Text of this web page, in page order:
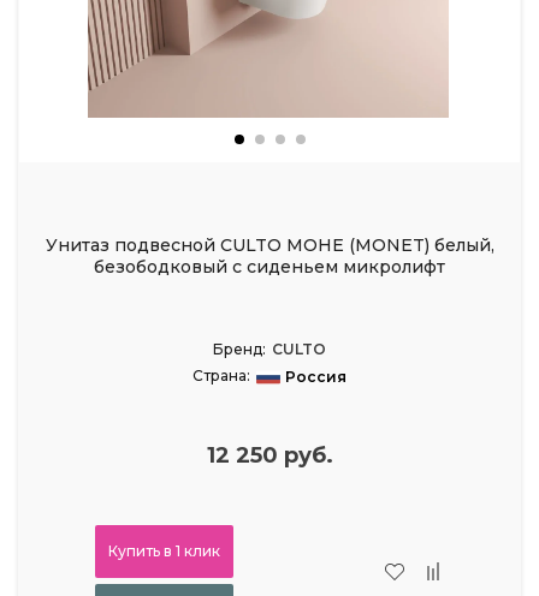
Унитаз подвесной CULTO МОНЕ (MONET) белый,
безободковый с сиденьем микролифт
Бренд: CULTO
Страна:
Россия
12 250 руб.
Купить в 1 клик